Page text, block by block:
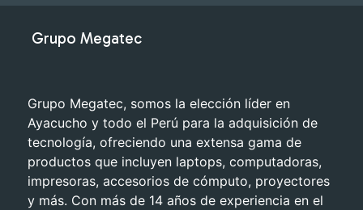
Grupo Megatec
Grupo Megatec, somos la elección líder en
Ayacucho y todo el Perú para la adquisición de
tecnología, ofreciendo una extensa gama de
productos que incluyen laptops, computadoras,
impresoras, accesorios de cómputo, proyectores
y más. Con más de 14 años de experiencia en el